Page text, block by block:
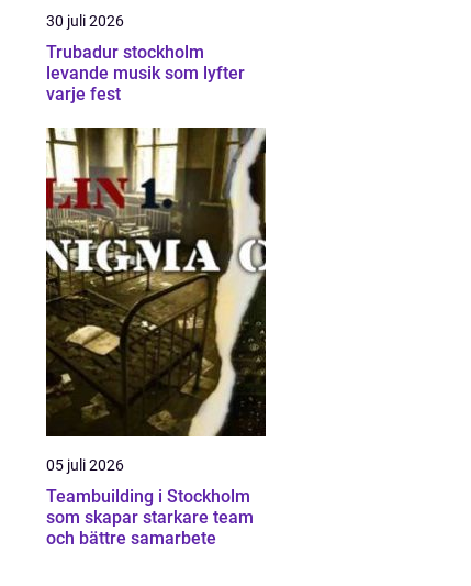
30 juli 2026
Trubadur stockholm
levande musik som lyfter
varje fest
05 juli 2026
Teambuilding i Stockholm
som skapar starkare team
och bättre samarbete